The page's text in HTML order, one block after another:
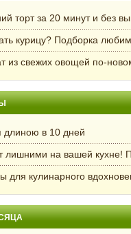
торт за 20 минут и без
курицу? Подборка
из свежих овощей по-
длиною в 10 дней
лишними на вашей кухне!
для кулинарного